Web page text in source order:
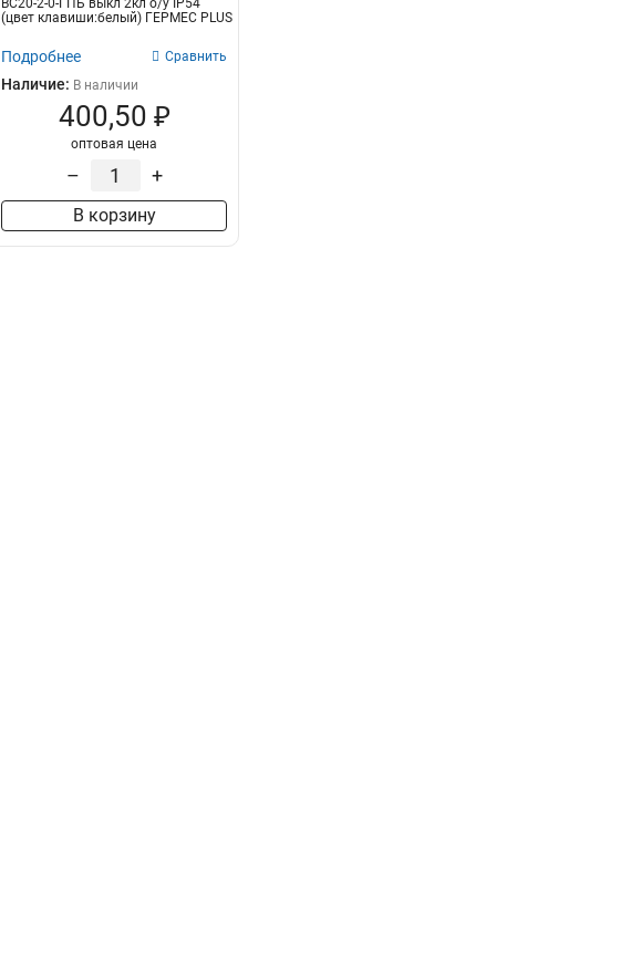
БГб-22-31-ГПБд 1
ВС20-2-0-ГПБ выкл 2кл о/у IP54
(цвет клавиши:белый) ГЕРМЕС PLUS
Подробнее Сравнить
Наличие: В наличии
400,50 ₽
оптовая цена
– +
В корзину